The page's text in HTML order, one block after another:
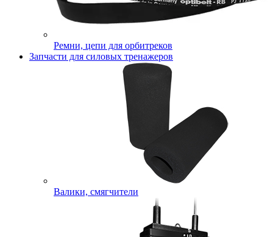
Ремни, цепи для орбитреков
Запчасти для силовых тренажеров
Валики, смягчители